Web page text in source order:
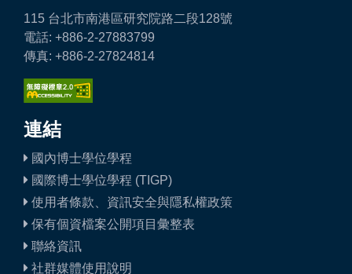
115 台北市南港區研究院路二段128號
電話: +886-2-27883799
傳真: +886-2-27824814
連結
國內博士學位學程
國際博士學位學程 (TIGP)
使用者條款、資訊安全與隱私權政策
保有個資檔案公開項目彙整表
聯絡資訊
社群媒體使用說明